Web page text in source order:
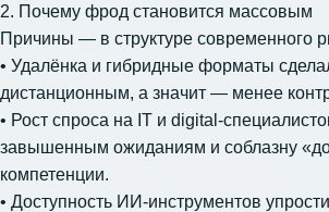
2. Почему фрод становится массовым
Причины — в структуре современного
• Удалёнка и гибридные форматы
дистанционным, а значит — менее
• Рост спроса на IT и digital-
завышенным ожиданиям и соблазну
компетенции.
• Доступность ИИ-инструментов